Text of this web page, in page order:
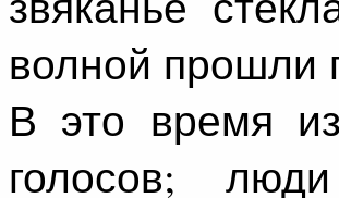
волной прошли
В это время
голосов;